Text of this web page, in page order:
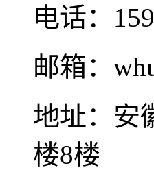
电话：
邮箱：
地址：安
楼8楼